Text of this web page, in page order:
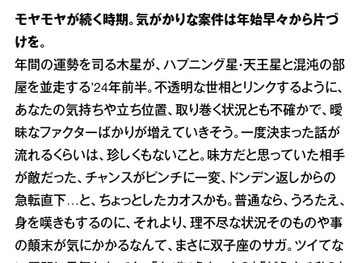
モヤモヤが続く時期。気がかりな案件は年始早々から片づ
けを。
年間の運勢を司る木星が、ハプニング星・天王星と混沌の部
屋を並走する’24年前半。不透明な世相とリンクするように、
あなたの気持ちや立ち位置、取り巻く状況とも不確かで、曖
昧なファクターばかりが増えていきそう。一度決まった話が
流れるくらいは、珍しくもないこと。味方だと思っていた相手
が敵だった、チャンスがピンチに一変、ドンデン返しからの
急転直下…と、ちょっとしたカオスかも。普通なら、うろたえ、
身を嘆きもするのに、それより、理不尽な状況そのものや事
の顛末が気にかかるなんて、まさに双子座のサガ。ツイてな